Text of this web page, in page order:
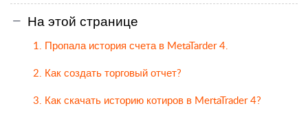
На этой странице
1. Пропала история счета в MetaTarder 4.
2. Как создать торговый отчет?
3. Как скачать историю котиров в MertaTrader 4?